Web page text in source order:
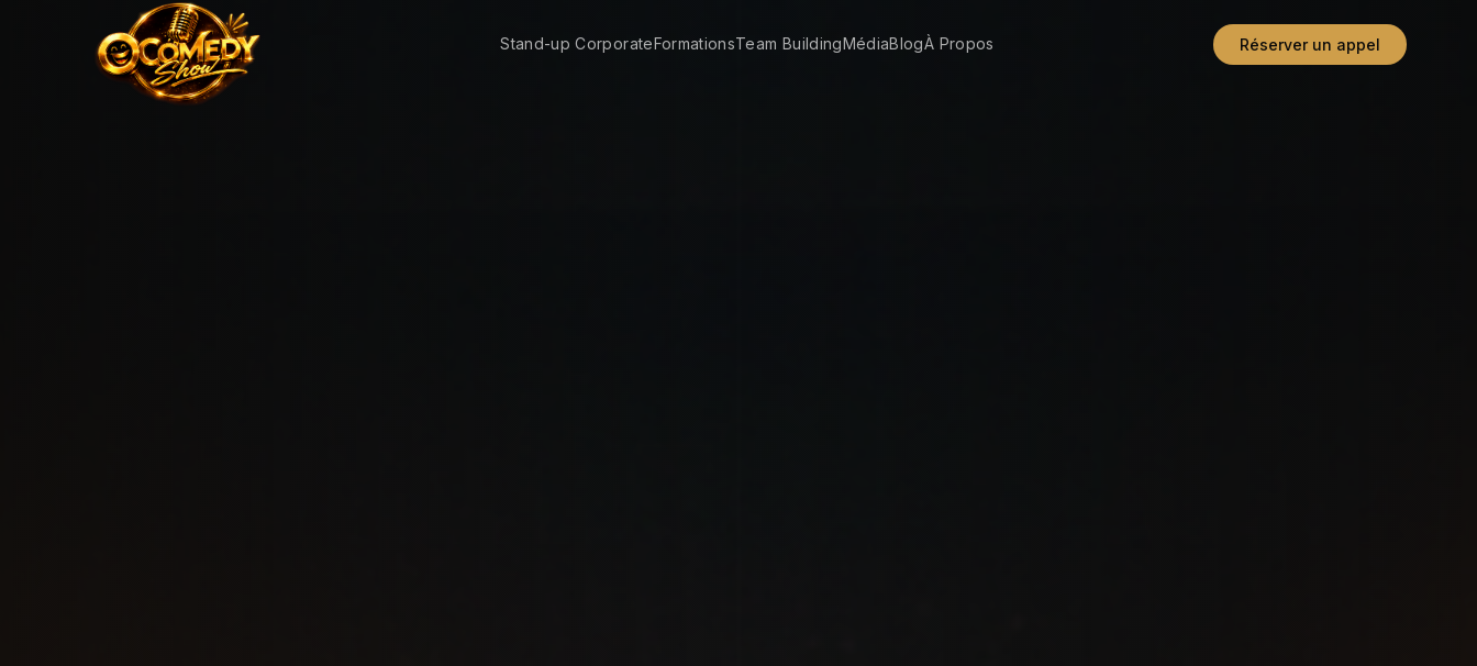
Stand-up CorporateFormationsTeam BuildingMédiaBlogÀ Propos Réserver un appel